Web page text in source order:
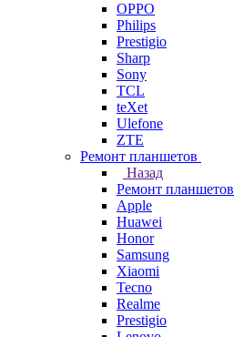
OPPO
Philips
Prestigio
Sharp
Sony
TCL
teXet
Ulefone
ZTE
Ремонт планшетов
Назад
Ремонт планшетов
Apple
Huawei
Honor
Samsung
Xiaomi
Tecno
Realme
Prestigio